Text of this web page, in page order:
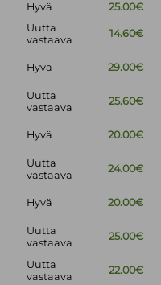
Hyvä 25.00€
Uutta
vastaava
14.60€
Hyvä 29.00€
Uutta
vastaava
25.60€
Hyvä 20.00€
Uutta
vastaava
24.00€
Hyvä 20.00€
Uutta
vastaava
25.00€
Uutta
vastaava
22.00€